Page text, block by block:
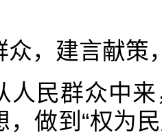
众，建言献策
人民群众中
，做到“权为